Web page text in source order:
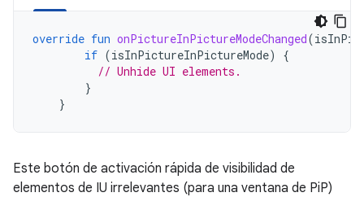
override fun onPictureInPictureModeChanged(
if (isInPictureInPictureMode)
{
// Unhide UI elements.
}
}
Este botón de activación rápida de visibilidad de
elementos de IU irrelevantes (para una ventana de PiP)